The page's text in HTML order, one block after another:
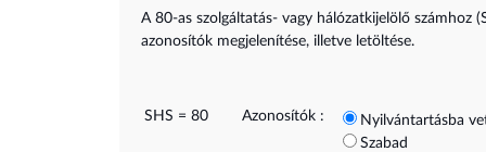
A 80-as szolgáltatás- vagy hálózatkijelölő számhoz
azonosítók megjelenítése, illetve letöltése.
SHS = 80 Azonosítók :
Nyilvántartásba
Szabad